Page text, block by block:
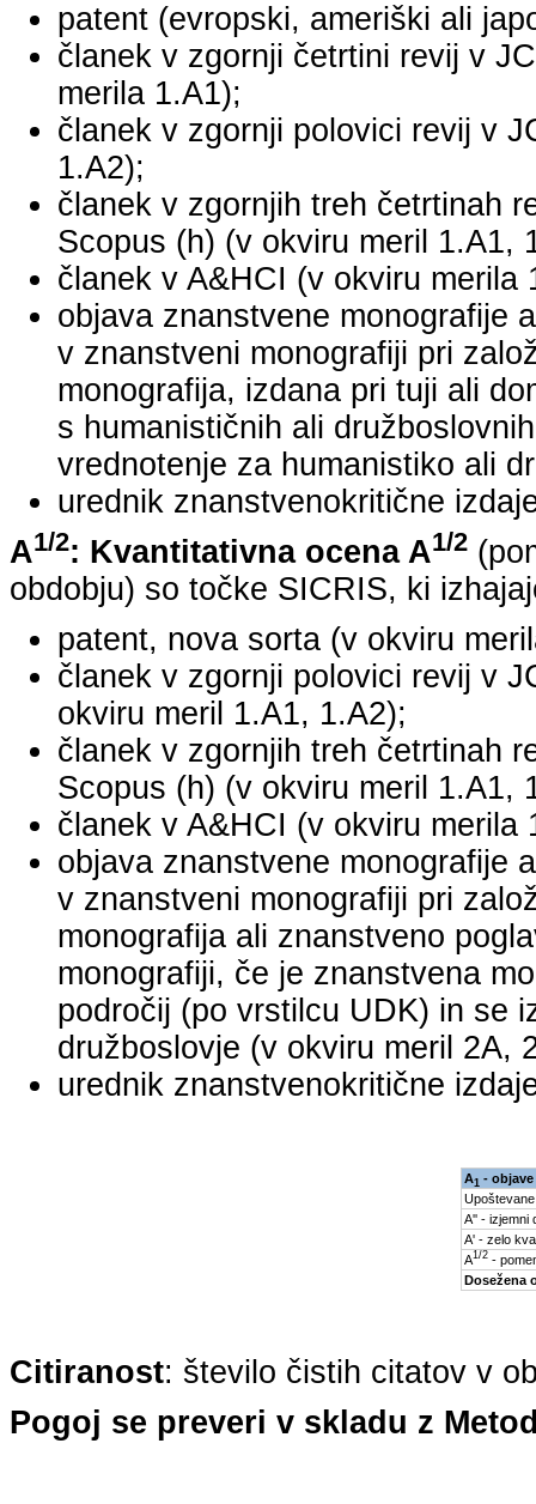
patent (evropski, ameriški ali
članek v zgornji četrtini revij v
merila 1.A1);
članek v zgornji polovici revij v
1.A2);
članek v zgornjih treh četrtinah
Scopus (h) (v okviru meril 1.A1,
članek v A&HCI (v okviru merila
objava znanstvene monografije
v znanstveni monografiji pri
monografija, izdana pri tuji ali
s humanističnih ali
vrednotenje za humanistiko ali
urednik znanstvenokritične
A1/2: Kvantitativna ocena A1/2
obdobju) so točke SICRIS, ki
patent, nova sorta (v okviru
članek v zgornji polovici revij v
okviru meril 1.A1, 1.A2);
članek v zgornjih treh četrtinah
Scopus (h) (v okviru meril 1.A1,
članek v A&HCI (v okviru merila
objava znanstvene monografije
v znanstveni monografiji pri
monografija ali znanstveno
monografiji, če je znanstvena
področij (po vrstilcu UDK) in se
družboslovje (v okviru meril 2A,
urednik znanstvenokritične
A1 - objave
A'' - izjemni
A' - zelo
A1/2-
Dosežena
Citiranost: število čistih citatov v
Pogoj se preveri v skladu z